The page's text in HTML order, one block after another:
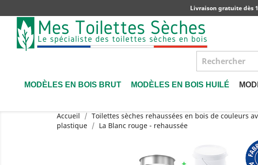
Livraison gratuite dès
MODÈLES EN BOIS BRUT MODÈLES EN BOIS HUILÉ
Accueil Toilettes sèches rehaussées en bois de couleurs
plastique
La Blanc rouge - rehaussée